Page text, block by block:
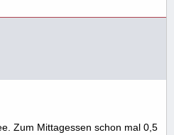
Zum Mittagessen schon mal 0,5